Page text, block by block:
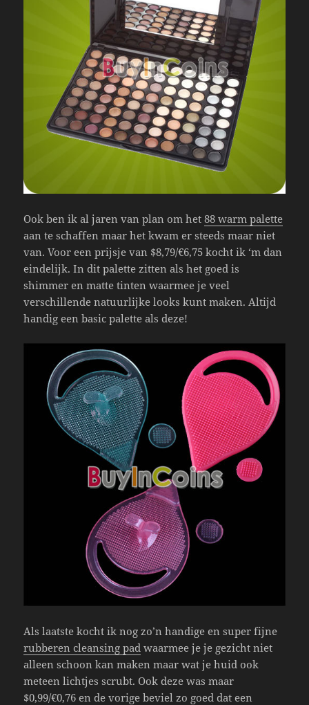
Ook ben ik al jaren van plan om het88 warm palette
aan te schaffen maar het kwam er steeds maar niet
van. Voor een prijsje van $8,79/€6,75 kocht ik ‘m dan
eindelijk. In dit palette zitten als het goed is
shimmer en matte tinten waarmee je veel
verschillende natuurlijke looks kunt maken. Altijd
handig een basic palette als deze!
Als laatste kocht ik nog zo’n handige en super fijne
rubberen cleansing pad waarmee je je gezicht niet
alleen schoon kan maken maar wat je huid ook
meteen lichtjes scrubt. Ook deze was maar
$0,99/€0,76 en de vorige beviel zo goed dat een